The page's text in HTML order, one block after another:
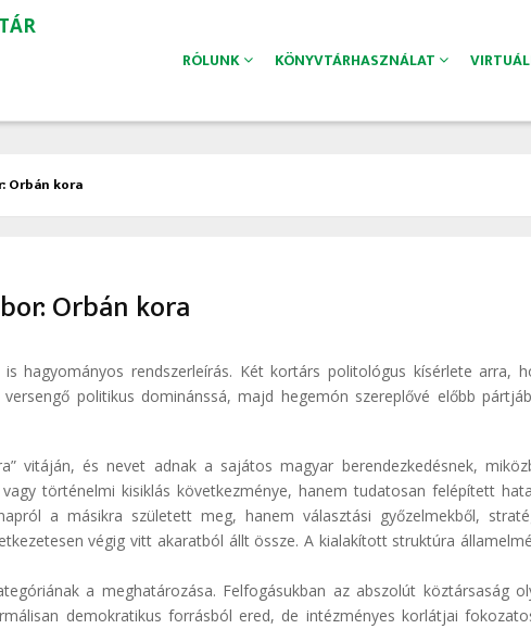
RÓLUNK KÖNYVTÁRHASZNÁLAT
Orbán ​kora
Orbán ​kora
hagyományos rendszerleírás. Két kortárs politológus kísérlete arra,
politikus dominánssá, majd hegemón szereplővé előbb
vitáján, és nevet adnak a sajátos magyar berendezkedésnek,
történelmi kisiklás következménye, hanem tudatosan felépített
a másikra született meg, hanem választási győzelmekből,
végig vitt akaratból állt össze. A kialakított struktúra
a meghatározása. Felfogásukban az abszolút köztársaság
demokratikus forrásból ered, de intézményes korlátjai